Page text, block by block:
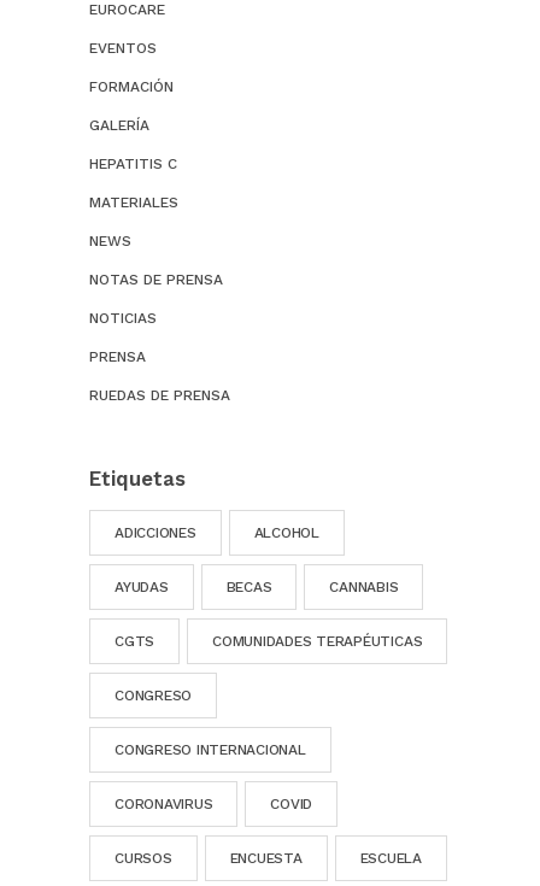
EUROCARE
EVENTOS
FORMACIÓN
GALERÍA
HEPATITIS C
MATERIALES
NEWS
NOTAS DE PRENSA
NOTICIAS
PRENSA
RUEDAS DE PRENSA
Etiquetas
ADICCIONES ALCOHOL
AYUDAS BECAS CANNABIS
CGTS COMUNIDADES TERAPÉUTICAS
CONGRESO
CONGRESO INTERNACIONAL
CORONAVIRUS COVID
CURSOS ENCUESTA ESCUELA